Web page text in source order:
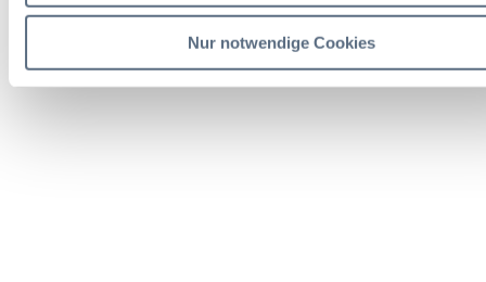
Nur notwendige Cookies